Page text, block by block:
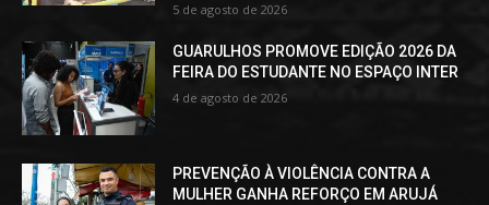
5 de agosto de 2026
GUARULHOS PROMOVE EDIÇÃO 2026 DA
FEIRA DO ESTUDANTE NO ESPAÇO INTER
4 de agosto de 2026
PREVENÇÃO À VIOLÊNCIA CONTRA A
MULHER GANHA REFORÇO EM ARUJÁ